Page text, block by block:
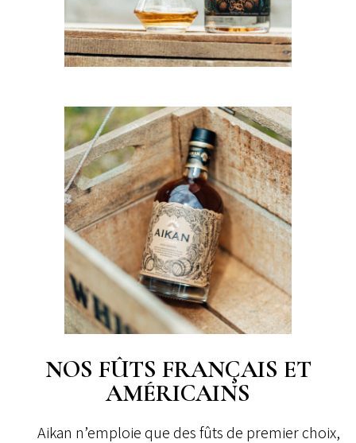
NOS FÛTS FRANÇAIS ET
AMÉRICAINS
Aikan n’emploie que des fûts de premier choix,